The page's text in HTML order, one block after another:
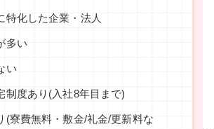
特化した企業・法人
多い
い
制度あり(入社8年目まで)
(寮費無料・敷金/礼金/更新料な